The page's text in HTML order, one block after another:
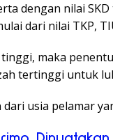
dengan nilai
dari nilai TKP,
maka
tertinggi untuk
usia pelamar